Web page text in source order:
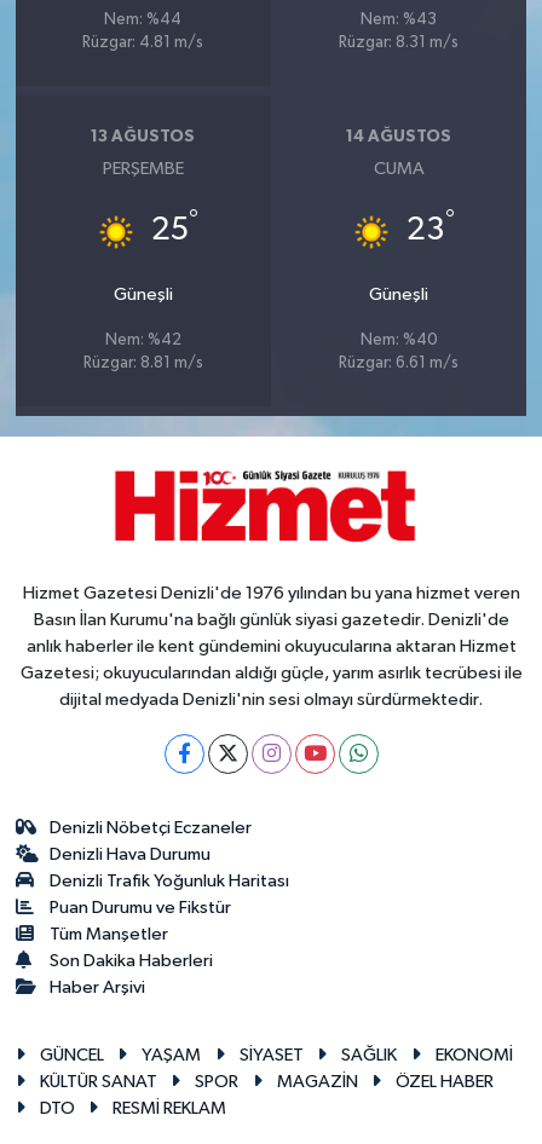
Nem: %44
Rüzgar: 4.81 m/s
Nem: %43
Rüzgar: 8.31 m/s
13 AĞUSTOS
PERŞEMBE
25°
Güneşli
Nem: %42
Rüzgar: 8.81 m/s
14 AĞUSTOS
CUMA
23°
Güneşli
Nem: %40
Rüzgar: 6.61 m/s
Hizmet Gazetesi Denizli'de 1976 yılından bu yana hizmet veren
Basın İlan Kurumu'na bağlı günlük siyasi gazetedir. Denizli'de
anlık haberler ile kent gündemini okuyucularına aktaran Hizmet
Gazetesi; okuyucularından aldığı güçle, yarım asırlık tecrübesi ile
dijital medyada Denizli'nin sesi olmayı sürdürmektedir.
Denizli Nöbetçi Eczaneler
Denizli Hava Durumu
Denizli Trafik Yoğunluk Haritası
Puan Durumu ve Fikstür
Tüm Manşetler
Son Dakika Haberleri
Haber Arşivi
GÜNCEL YAŞAM SİYASET SAĞLIK
EKONOMİ
KÜLTÜR SANAT
SPOR MAGAZİN
ÖZEL HABER
DTO
RESMİ REKLAM